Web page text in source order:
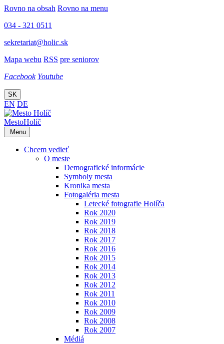
Rovno na obsah Rovno na menu
034 - 321 0511
sekretariat@holic.sk
Mapa webu RSS pre seniorov
Facebook Youtube
SK
EN DE
MestoHolíč
Menu
Chcem vedieť
O meste
Demografické informácie
Symboly mesta
Kronika mesta
Fotogaléria mesta
Letecké fotografie Holíča
Rok 2020
Rok 2019
Rok 2018
Rok 2017
Rok 2016
Rok 2015
Rok 2014
Rok 2013
Rok 2012
Rok 2011
Rok 2010
Rok 2009
Rok 2008
Rok 2007
Médiá